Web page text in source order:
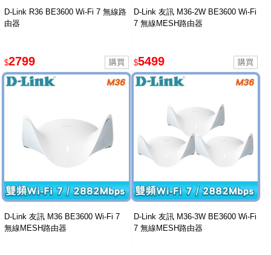
D-Link R36 BE3600 Wi-Fi 7 無線路
由器
$2799
D-Link 友訊 M36-2W BE3600 Wi-Fi
7 無線MESH路由器
$5499
D-Link 友訊 M36 BE3600 Wi-Fi 7
無線MESH路由器
D-Link 友訊 M36-3W BE3600 Wi-Fi
7 無線MESH路由器